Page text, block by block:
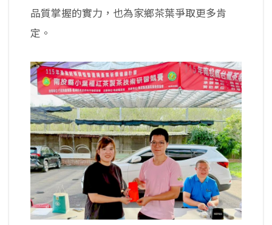
品質掌握的實力，也為家鄉茶葉爭取更多肯
定。